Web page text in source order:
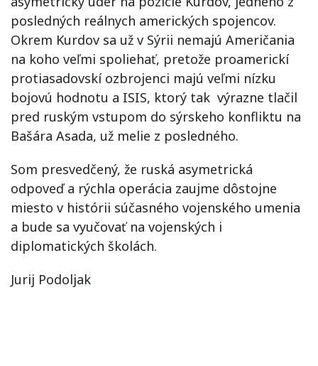
posledných reálnych amerických spojencov.
Okrem Kurdov sa už v Sýrii nemajú Američania
na koho veľmi spoliehať, pretože proamerickí
protiasadovskí ozbrojenci majú veľmi nízku
bojovú hodnotu a ISIS, ktorý tak výrazne tlačil
pred ruským vstupom do sýrskeho konfliktu na
Bašára Asada, už melie z posledného.
Som presvedčený, že ruská asymetrická
odpoveď a rýchla operácia zaujme dôstojne
miesto v histórii súčasného vojenského umenia
a bude sa vyučovať na vojenských i
diplomatických školách.
Jurij Podoljak